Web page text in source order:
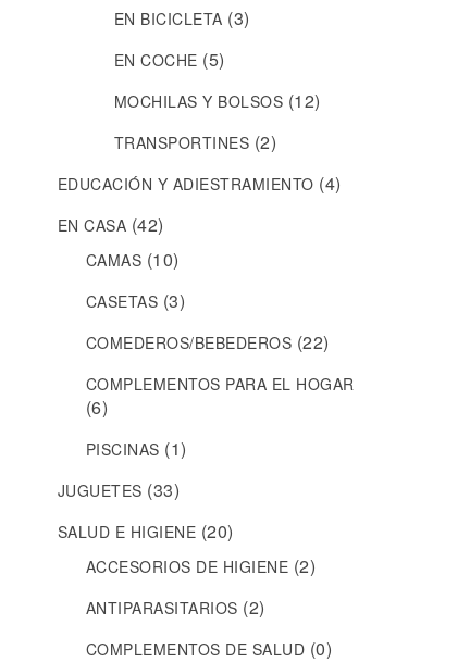
EN BICICLETA (3)
EN COCHE (5)
MOCHILAS Y BOLSOS (12)
TRANSPORTINES (2)
EDUCACIÓN Y ADIESTRAMIENTO (4)
EN CASA (42)
CAMAS (10)
CASETAS (3)
COMEDEROS/BEBEDEROS (22)
COMPLEMENTOS PARA EL HOGAR
(6)
PISCINAS (1)
JUGUETES (33)
SALUD E HIGIENE (20)
ACCESORIOS DE HIGIENE (2)
ANTIPARASITARIOS (2)
COMPLEMENTOS DE SALUD (0)